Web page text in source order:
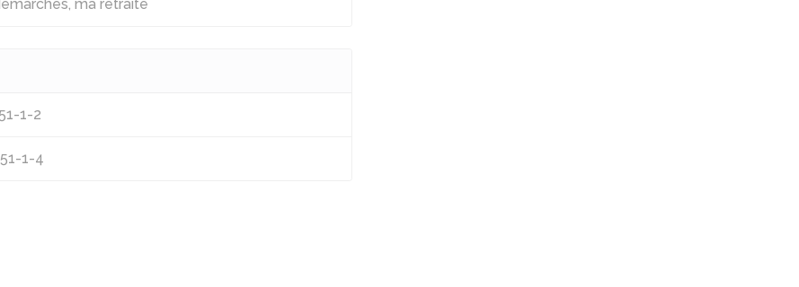
ma retraite
1-2
1-4